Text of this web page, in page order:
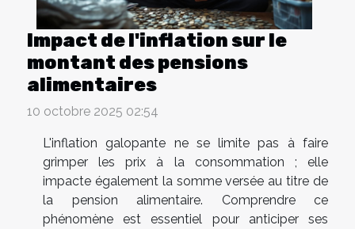
Impact de l'inflation sur le
montant des pensions
alimentaires
10 octobre 2025 02:54
L'inflation galopante ne se limite pas à faire
grimper les prix à la consommation ; elle
impacte également la somme versée au titre de
la pension alimentaire. Comprendre ce
phénomène est essentiel pour anticiper ses